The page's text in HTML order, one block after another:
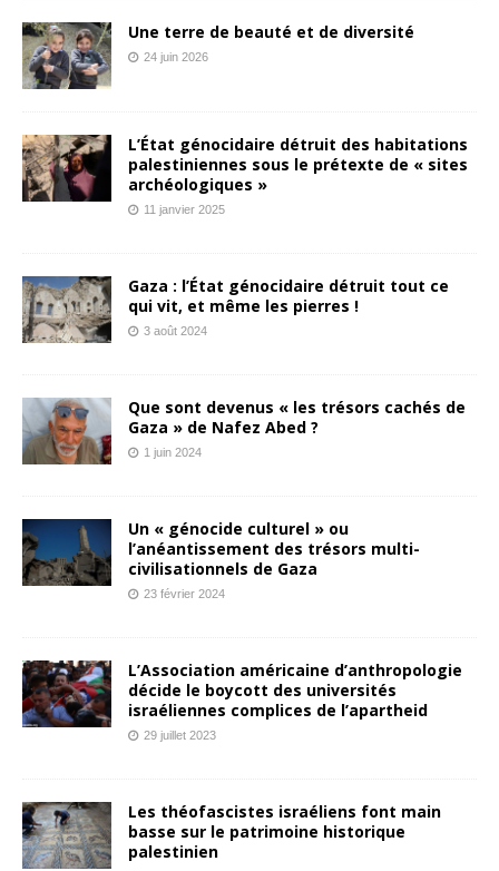
Une terre de beauté et de diversité
24 juin 2026
L’État génocidaire détruit des habitations
palestiniennes sous le prétexte de « sites
archéologiques »
11 janvier 2025
Gaza : l’État génocidaire détruit tout ce
qui vit, et même les pierres !
3 août 2024
Que sont devenus « les trésors cachés de
Gaza » de Nafez Abed ?
1 juin 2024
Un « génocide culturel » ou
l’anéantissement des trésors multi-
civilisationnels de Gaza
23 février 2024
L’Association américaine d’anthropologie
décide le boycott des universités
israéliennes complices de l’apartheid
29 juillet 2023
Les théofascistes israéliens font main
basse sur le patrimoine historique
palestinien